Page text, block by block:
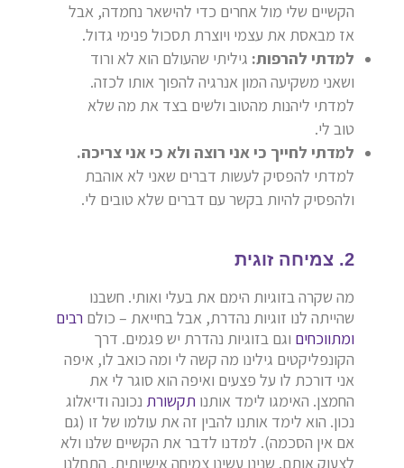
הקשיים שלי מול אחרים כדי להישאר נחמדה, אבל
אז מבאסת את עצמי ויוצרת תסכול פנימי גדול.
למדתי להרפות: גיליתי שהעולם הוא לא ורוד
ושאני משקיעה המון אנרגיה להפוך אותו לכזה.
למדתי ליהנות מהטוב ולשים בצד את מה שלא
טוב לי.
למדתי לחייך כי אני רוצה ולא כי אני צריכה.
למדתי להפסיק לעשות דברים שאני לא אוהבת
ולהפסיק להיות בקשר עם דברים שלא טובים לי.
2. צמיחה זוגית
מה שקרה בזוגיות הימם את בעלי ואותי. חשבנו
שהייתה לנו זוגיות נהדרת, אבל בחייאת – כולם רבים
ומתווכחים וגם בזוגיות נהדרת יש פגמים. דרך
הקונפליקטים גילינו מה קשה לי ומה כואב לו, איפה
אני דורכת לו על פצעים ואיפה הוא סוגר לי את
החמצן. האימגו לימד אותנו תקשורת נכונה ודיאלוג
נכון. הוא לימד אותנו להבין זה את עולמו של זו (גם
אם אין הסכמה). למדנו לדבר את הקשיים שלנו ולא
לצעוק אותם. שנינו עשינו צמיחה אישיותית, התחלנו